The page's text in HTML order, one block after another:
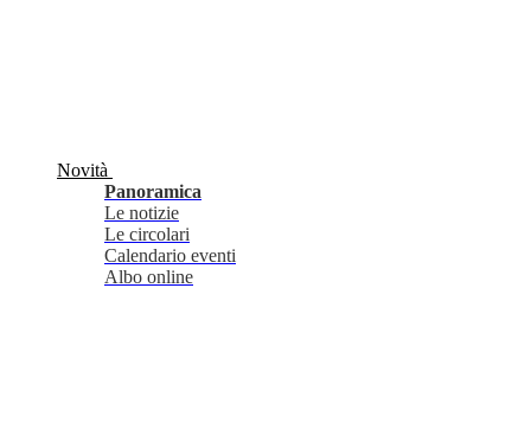
Novità
Panoramica
Le notizie
Le circolari
Calendario eventi
Albo online